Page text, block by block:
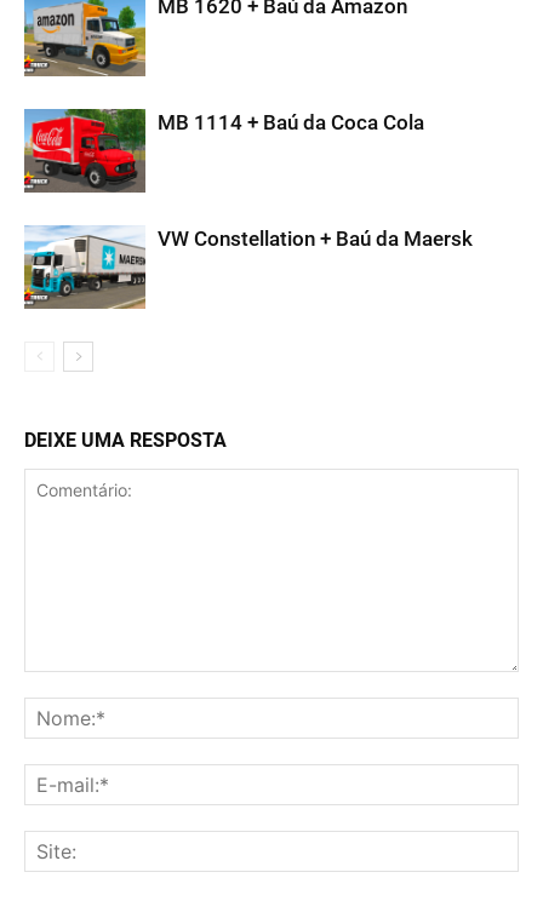
MB 1620 + Baú da Amazon
MB 1114 + Baú da Coca Cola
VW Constellation + Baú da Maersk
DEIXE UMA RESPOSTA